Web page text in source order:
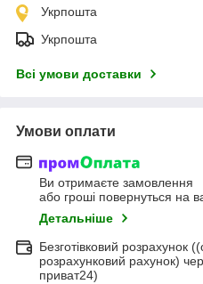
Укрпошта
Укрпошта
Всі умови доставки
Умови оплати
Ви отримаєте замовлення
або гроші повернуться на
Детальніше
Безготівковий розрахунок
розрахунковий рахунок)
приват24)